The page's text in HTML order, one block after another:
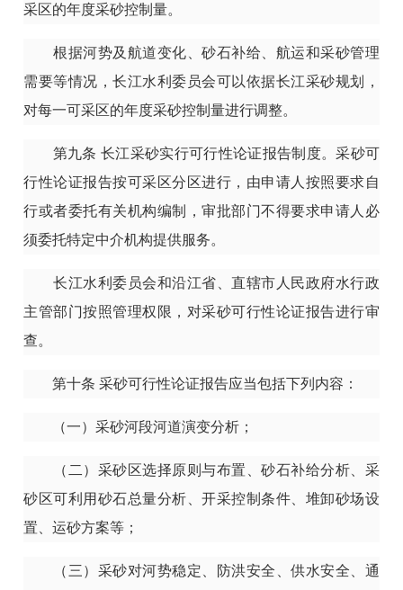
采区的年度采砂控制量。
根据河势及航道变化、砂石补给、航运和采砂管理
需要等情况，长江水利委员会可以依据长江采砂规划，
对每一可采区的年度采砂控制量进行调整。
第九条 长江采砂实行可行性论证报告制度。采砂可
行性论证报告按可采区分区进行，由申请人按照要求自
行或者委托有关机构编制，审批部门不得要求申请人必
须委托特定中介机构提供服务。
长江水利委员会和沿江省、直辖市人民政府水行政
主管部门按照管理权限，对采砂可行性论证报告进行审
查。
第十条 采砂可行性论证报告应当包括下列内容：
（一）采砂河段河道演变分析；
（二）采砂区选择原则与布置、砂石补给分析、采
砂区可利用砂石总量分析、开采控制条件、堆卸砂场设
置、运砂方案等；
（三）采砂对河势稳定、防洪安全、供水安全、通